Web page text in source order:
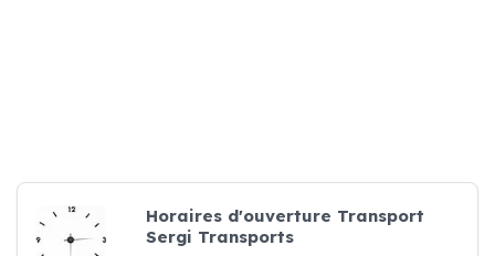
Horaires d'ouverture Transport
Sergi Transports